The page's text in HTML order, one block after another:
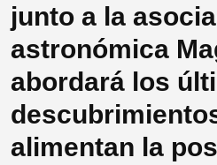
junto a la
astronómica
abordará los
alimentan la